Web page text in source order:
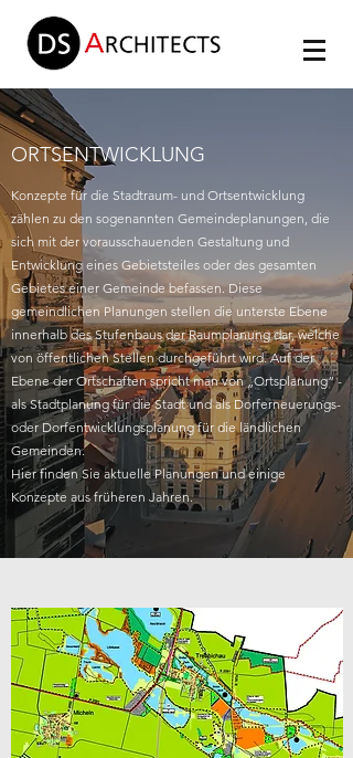
ORTSENTWICKLUNG
Konzepte für die Stadtraum- und Ortsentwicklung
zählen zu den sogenannten Gemeindeplanungen, die
sich mit der vorausschauenden Gestaltung und
Entwicklung eines Gebietsteiles oder des gesamten
Gebietes einer Gemeinde befassen. Diese
gemeindlichen Planungen stellen die unterste Ebene
innerhalb des Stufenbaus der Raumplanung dar, welche
von öffentlichen Stellen durchgeführt wird. Auf der
Ebene der Ortschaften spricht man von „Ortsplanung“ -
als Stadtplanung für die Stadt und als Dorferneuerungs-
oder Dorfentwicklungsplanung für die ländlichen
Gemeinden.
Hier finden Sie aktuelle Planungen und einige
Konzepte aus früheren Jahren.